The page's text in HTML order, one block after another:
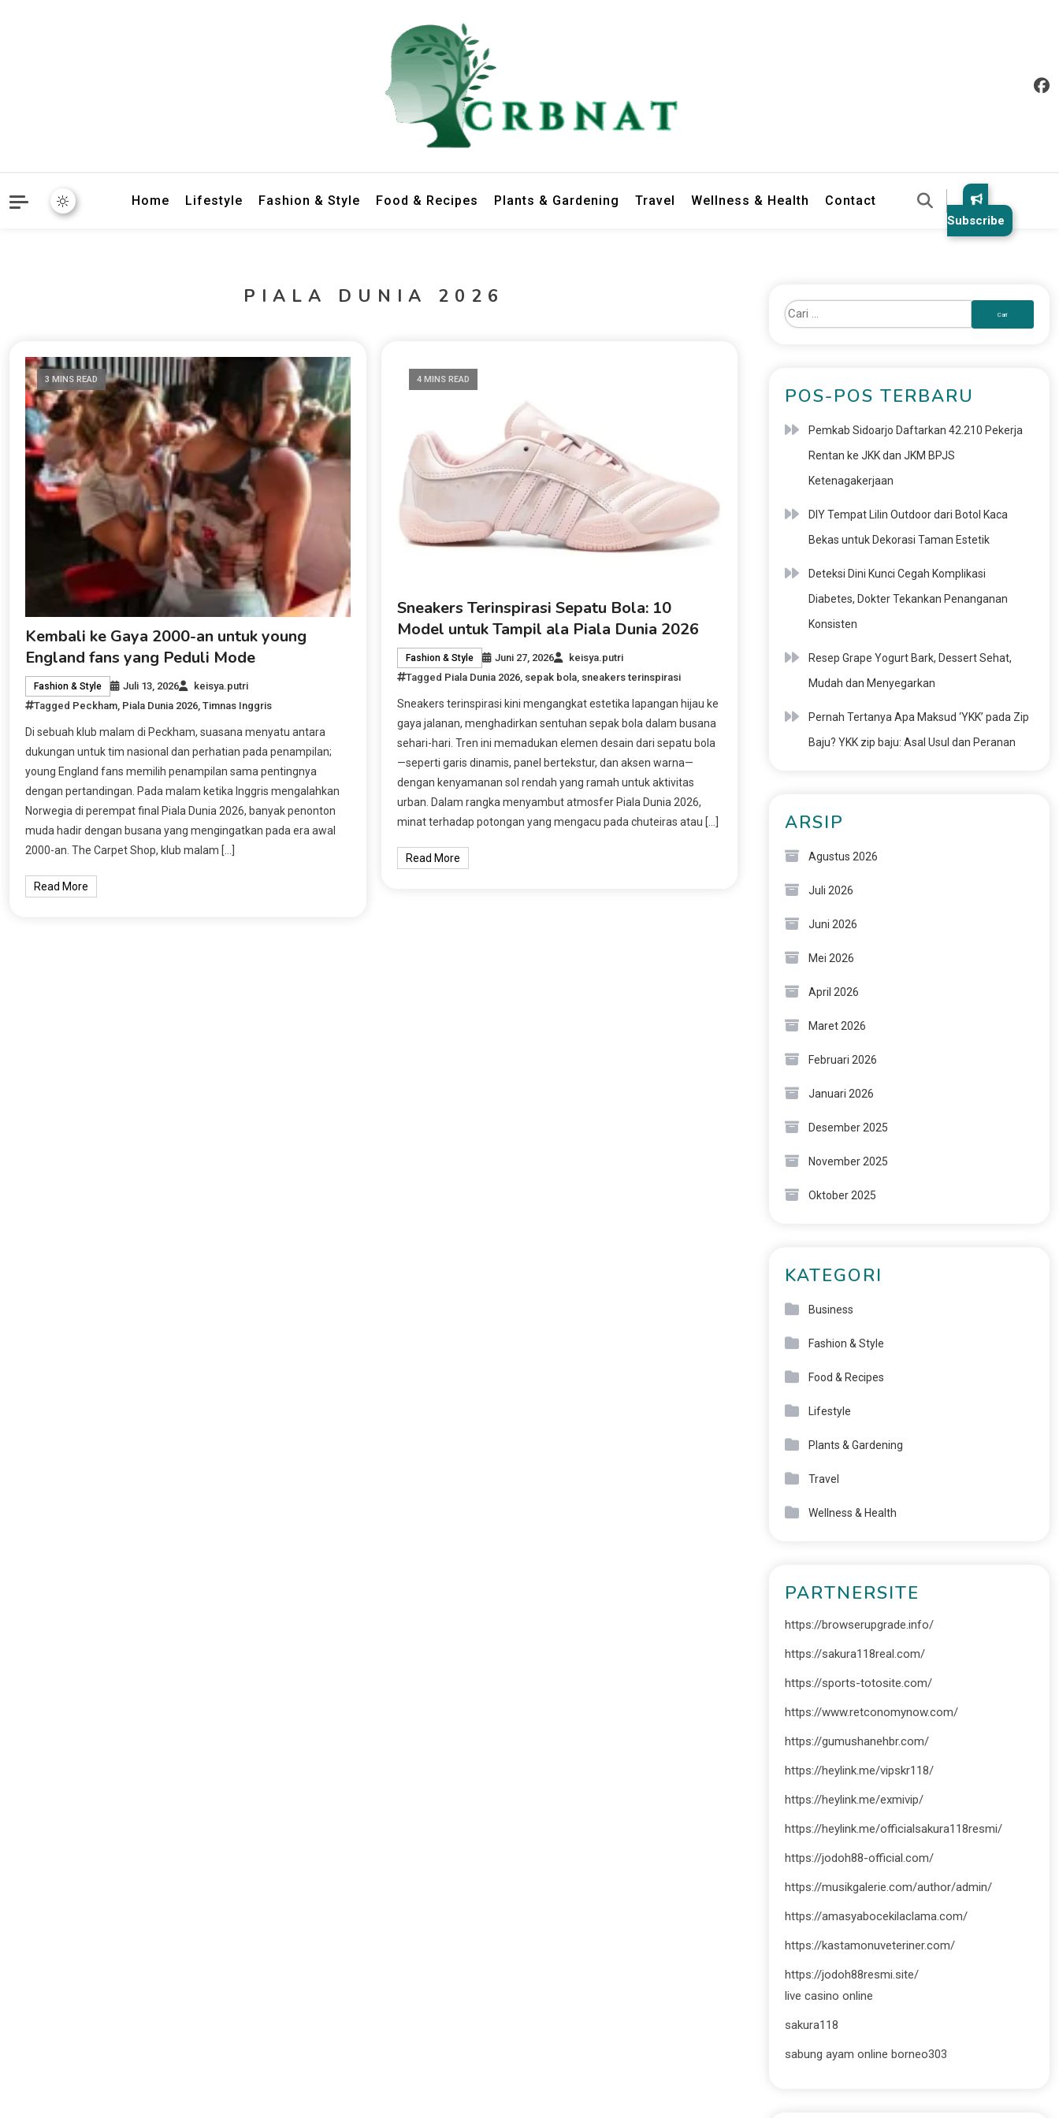
Home Lifestyle Fashion & Style Food & Recipes Plants & Gardening Travel Wellness & Health Contact
Subscribe
PIALA DUNIA 2026
3 MINS READ
Kembali ke Gaya 2000-an untuk young
England fans yang Peduli Mode
Fashion & Style Juli 13, 2026
keisya.putri
Tagged Peckham Piala Dunia 2026 ,Timnas Inggris
Di sebuah klub malam di Peckham, suasana menyatu antara
dukungan untuk tim nasional dan perhatian pada penampilan;
young England fans memilih penampilan sama pentingnya
dengan pertandingan. Pada malam ketika Inggris mengalahkan
Norwegia di perempat final Piala Dunia 2026, banyak penonton
muda hadir dengan busana yang mengingatkan pada era awal
2000-an. The Carpet Shop, klub malam […]
Read More
4 MINS READ
Sneakers Terinspirasi Sepatu Bola: 10
Model untuk Tampil ala Piala Dunia 2026
Fashion & Style Juni 27, 2026
keisya.putri
Tagged Piala Dunia 2026, sepak bola, sneakers terinspirasi
Sneakers terinspirasi kini mengangkat estetika lapangan hijau ke
gaya jalanan, menghadirkan sentuhan sepak bola dalam busana
sehari-hari. Tren ini memadukan elemen desain dari sepatu bola
—seperti garis dinamis, panel bertekstur, dan aksen warna—
dengan kenyamanan sol rendah yang ramah untuk aktivitas
urban. Dalam rangka menyambut atmosfer Piala Dunia 2026,
minat terhadap potongan yang mengacu pada chuteiras atau […]
Read More
POS-POS TERBARU
Pemkab Sidoarjo Daftarkan 42.210 Pekerja
Rentan ke JKK dan JKM BPJS
Ketenagakerjaan
DIY Tempat Lilin Outdoor dari Botol Kaca
Bekas untuk Dekorasi Taman Estetik
Deteksi Dini Kunci Cegah Komplikasi
Diabetes, Dokter Tekankan Penanganan
Konsisten
Resep Grape Yogurt Bark, Dessert Sehat,
Mudah dan Menyegarkan
Pernah Tertanya Apa Maksud ‘YKK’ pada Zip
Baju? YKK zip baju: Asal Usul dan Peranan
ARSIP
Agustus 2026
Juli 2026
Juni 2026
Mei 2026
April 2026
Maret 2026
Februari 2026
Januari 2026
Desember 2025
November 2025
Oktober 2025
KATEGORI
Business
Fashion & Style
Food & Recipes
Lifestyle
Plants & Gardening
Travel
Wellness & Health
PARTNERSITE
https://browserupgrade.info/
https://sakura118real.com/
https://sports-totosite.com/
https://www.retconomynow.com/
https://gumushanehbr.com/
https://heylink.me/vipskr118/
https://heylink.me/exmivip/
https://heylink.me/officialsakura118resmi/
https://jodoh88-official.com/
https://musikgalerie.com/author/admin/
https://amasyabocekilaclama.com/
https://kastamonuveteriner.com/
https://jodoh88resmi.site/
live casino online
sakura118
sabung ayam online borneo303